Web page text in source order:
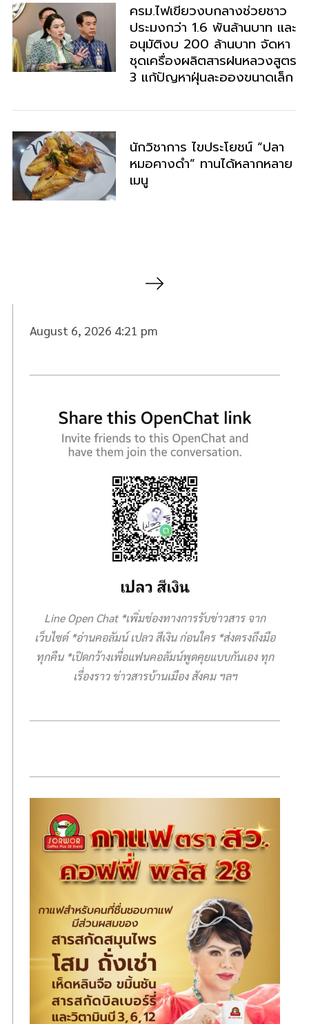
ครม.ไฟเขียวงบกลางช่วยชาว
ประมงกว่า 1.6 พันล้านบาท และ
อนุมัติงบ 200 ล้านบาท จัดหา
ชุดเครื่องผลิตสารฝนหลวงสูตร
3 แก้ปัญหาฝุ่นละอองขนาดเล็ก
นักวิชาการ ไขประโยชน์ “ปลา
หมอคางดำ” ทานได้หลากหลาย
เมนู
August 6, 2026 4:21 pm
Line Open Chat *เพิ่มช่องทางการรับข่าวสาร จาก
เว็บไซต์ *อ่านคอลัมน์ เปลว สีเงิน ก่อนใคร *ส่งตรงถึงมือ
ทุกคืน *เปิดกว้างเพื่อแฟนคอลัมน์พูดคุยแบบกันเอง ทุก
เรื่องราว ข่าวสารบ้านเมือง สังคม ฯลฯ